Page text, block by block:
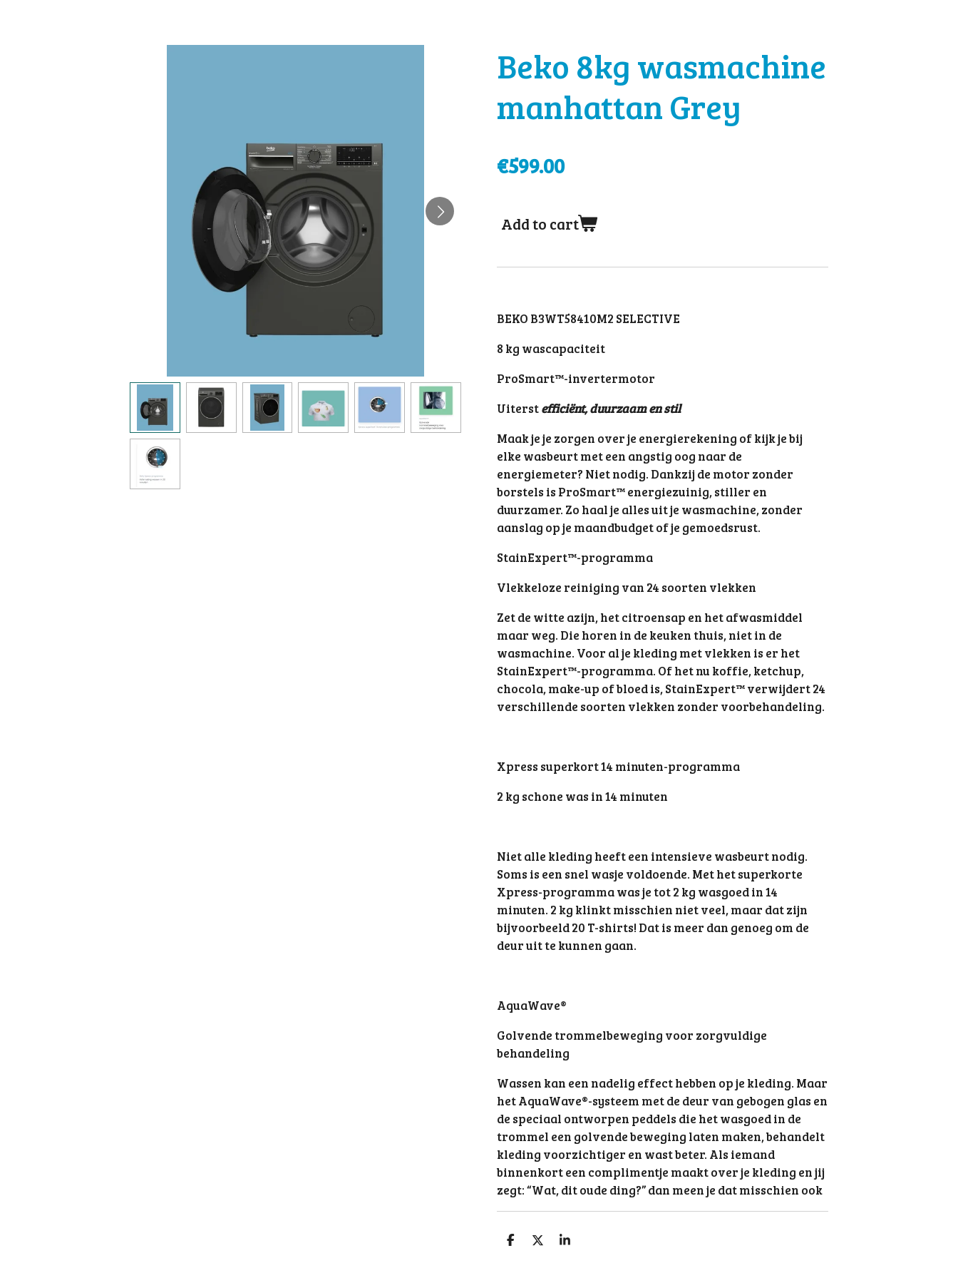
Beko 8kg wasmachine
manhattan Grey
€599.00
Add to cart
BEKO B3WT58410M2 SELECTIVE
8 kg wascapaciteit
ProSmart™-invertermotor
Uiterstefficiënt, duurzaam en stil
Maak je je zorgen over je energierekening of kijk je bij
elke wasbeurt met een angstig oog naar de
energiemeter? Niet nodig. Dankzij de motor zonder
borstels is ProSmart™ energiezuinig, stiller en
duurzamer. Zo haal je alles uit je wasmachine, zonder
aanslag op je maandbudget of je gemoedsrust.
StainExpert™-programma
Vlekkeloze reiniging van 24 soorten vlekken
Zet de witte azijn, het citroensap en het afwasmiddel
maar weg. Die horen in de keuken thuis, niet in de
wasmachine. Voor al je kleding met vlekken is er het
StainExpert™-programma. Of het nu koffie, ketchup,
chocola, make-up of bloed is, StainExpert™ verwijdert 24
verschillende soorten vlekken zonder voorbehandeling.
Xpress superkort 14 minuten-programma
2 kg schone was in 14 minuten
Niet alle kleding heeft een intensieve wasbeurt nodig.
Soms is een snel wasje voldoende. Met het superkorte
Xpress-programma was je tot 2 kg wasgoed in 14
minuten. 2 kg klinkt misschien niet veel, maar dat zijn
bijvoorbeeld 20 T-shirts! Dat is meer dan genoeg om de
deur uit te kunnen gaan.
AquaWave®
Golvende trommelbeweging voor zorgvuldige
behandeling
Wassen kan een nadelig effect hebben op je kleding. Maar
het AquaWave®-systeem met de deur van gebogen glas en
de speciaal ontworpen peddels die het wasgoed in de
trommel een golvende beweging laten maken, behandelt
kleding voorzichtiger en wast beter. Als iemand
binnenkort een complimentje maakt over je kleding en jij
zegt: “Wat, dit oude ding?” dan meen je dat misschien ook
S
S
S